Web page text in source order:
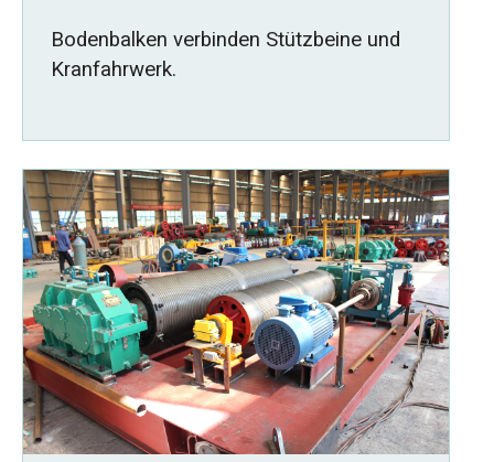
Bodenbalken verbinden Stützbeine und
Kranfahrwerk.